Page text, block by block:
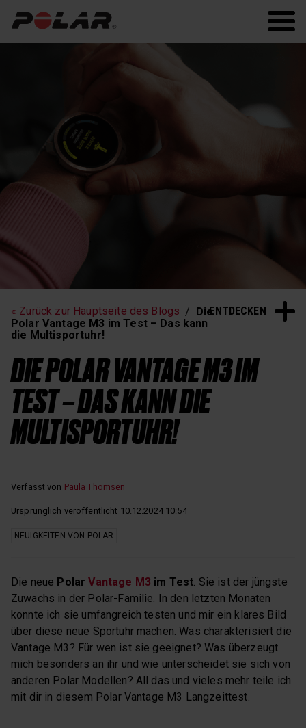
Polar Flow
ENTDECKEN
Schlaf und Erholung
« Zurück zur Hauptseite des Blogs
Die
Polar Vantage M3 im Test – Das kann
die Multisportuhr!
DIE POLAR VANTAGE M3 IM
TEST – DAS KANN DIE
MULTISPORTUHR!
Verfasst von Paula Thomsen
Ursprünglich veröffentlicht 10.12.2024 10:54
NEUIGKEITEN VON POLAR
Die neue PolarVantage M3 im Test. Sie ist der jüngste
Zuwachs in der Polar-Familie. In den letzten Monaten
konnte ich sie umfangreich testen und mir ein klares Bild
über diese neue Sportuhr machen. Was charakterisiert die
Vantage M3? Für wen ist sie geeignet? Was überzeugt
mich besonders an ihr und wie unterscheidet sie sich von
anderen Polar Modellen? All das und vieles mehr teile ich
mit dir in diesem Polar Vantage M3 Langzeittest.